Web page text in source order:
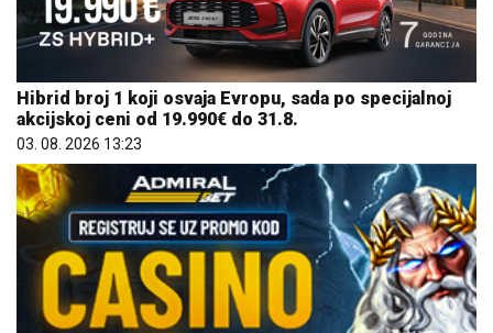
Hibrid broj 1 koji osvaja Evropu, sada po specijalnoj
akcijskoj ceni od 19.990€ do 31.8.
03. 08. 2026 13:23